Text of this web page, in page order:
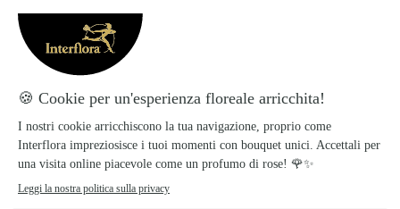
Fioreria Armando Srl
VALDAGNO
★★★★★4.8 (39)